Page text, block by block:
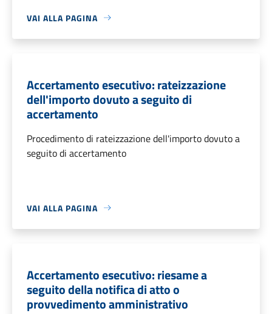
VAI ALLA PAGINA
Accertamento esecutivo: rateizzazione
dell'importo dovuto a seguito di
accertamento
Procedimento di rateizzazione dell'importo dovuto a
seguito di accertamento
VAI ALLA PAGINA
Accertamento esecutivo: riesame a
seguito della notifica di atto o
provvedimento amministrativo